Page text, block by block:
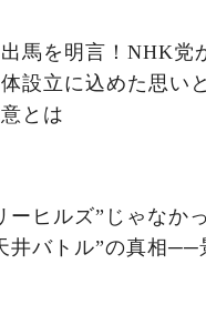
馬を明言！NHK党
立に込めた思い
とは
ーヒルズ”じゃなか
井バトル”の真相